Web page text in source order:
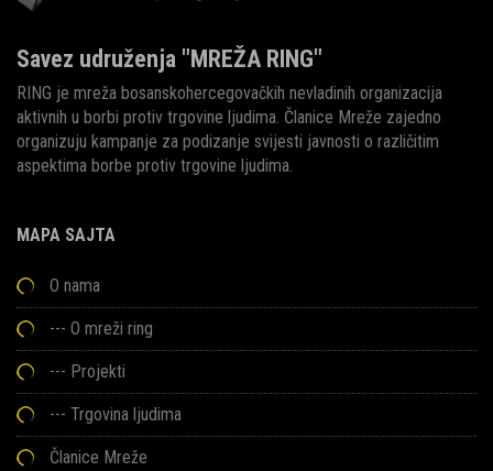
Savez udruženja "MREŽA RING"
RING je mreža bosanskohercegovačkih nevladinih organizacija
aktivnih u borbi protiv trgovine ljudima. Članice Mreže zajedno
organizuju kampanje za podizanje svijesti javnosti o različitim
aspektima borbe protiv trgovine ljudima.
MAPA SAJTA
O nama
--- O mreži ring
--- Projekti
--- Trgovina ljudima
Članice Mreže